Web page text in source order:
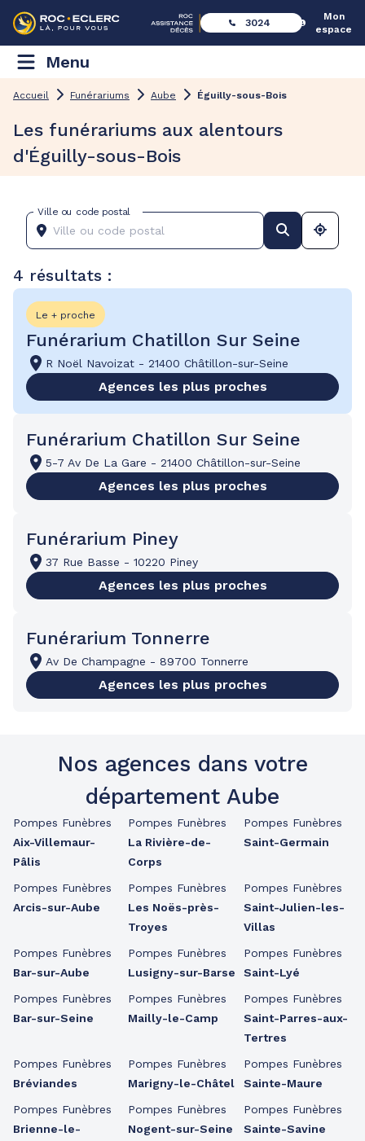
3024
Mon
espace
Menu
Accueil Funérariums Aube Éguilly-sous-Bois
Les funérariums aux alentours
d'Éguilly-sous-Bois
Ville ou code postal
4 résultats :
Le + proche
Funérarium Chatillon Sur Seine
R Noël Navoizat - 21400 Châtillon-sur-Seine
Agences les plus proches
Funérarium Chatillon Sur Seine
5-7 Av De La Gare - 21400 Châtillon-sur-Seine
Agences les plus proches
Funérarium Piney
37 Rue Basse - 10220 Piney
Agences les plus proches
Funérarium Tonnerre
Av De Champagne - 89700 Tonnerre
Agences les plus proches
Nos agences dans votre
département Aube
Pompes Funèbres
Aix-Villemaur-
Pâlis
Pompes Funèbres
Arcis-sur-Aube
Pompes Funèbres
Bar-sur-Aube
Pompes Funèbres
Bar-sur-Seine
Pompes Funèbres
Bréviandes
Pompes Funèbres
Brienne-le-
Pompes Funèbres
La Rivière-de-
Corps
Pompes Funèbres
Les Noës-près-
Troyes
Pompes Funèbres
Lusigny-sur-Barse
Pompes Funèbres
Mailly-le-Camp
Pompes Funèbres
Marigny-le-Châtel
Pompes Funèbres
Nogent-sur-Seine
Pompes Funèbres
Saint-Germain
Pompes Funèbres
Saint-Julien-les-
Villas
Pompes Funèbres
Saint-Lyé
Pompes Funèbres
Saint-Parres-aux-
Tertres
Pompes Funèbres
Sainte-Maure
Pompes Funèbres
Sainte-Savine